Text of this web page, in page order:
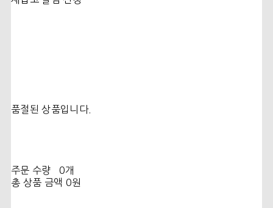
품절된 상품입니다.
주문 수량
0개
총 상품 금액 0원